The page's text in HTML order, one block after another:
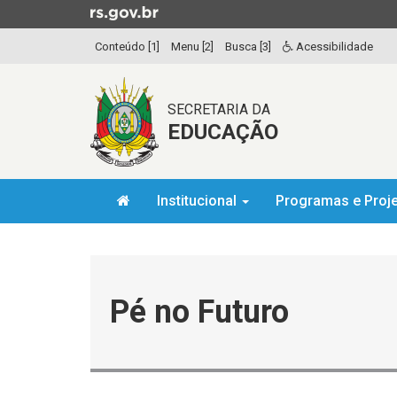
para
Ir
a
Conteúdo [1] Menu [2] Busca [3] Acessibilidade
SECRETARIA DA
EDUCAÇÃO
Institucional Programas e
Pé no Futuro